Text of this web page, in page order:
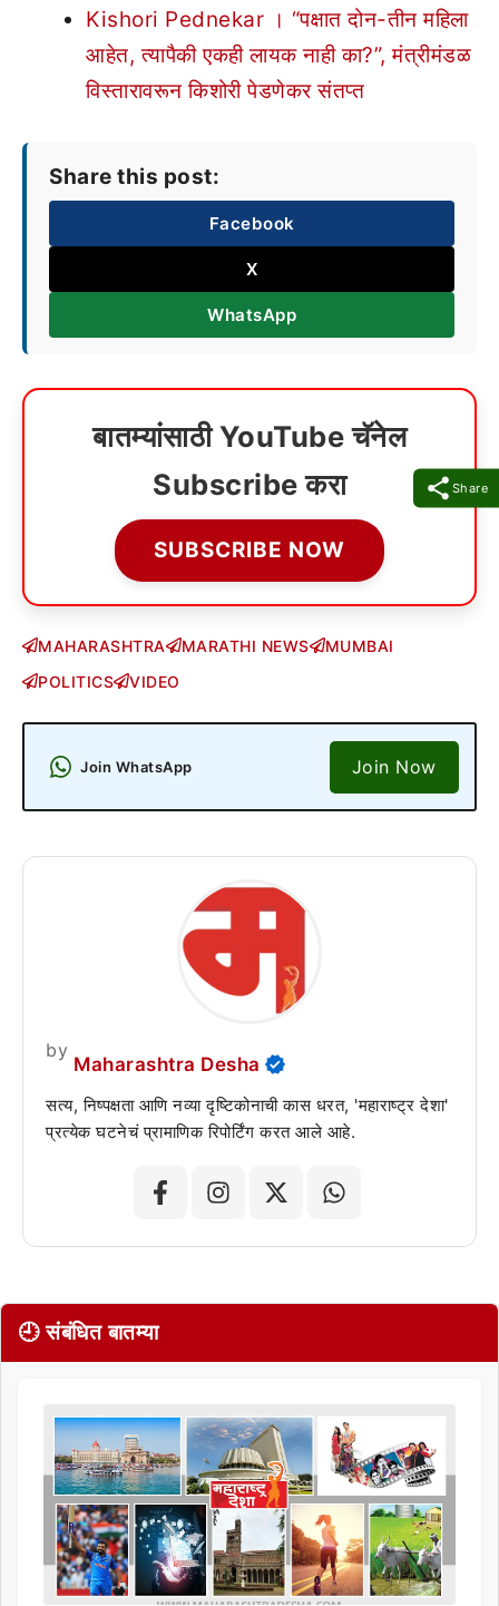
Share
Kishori Pednekar । “पक्षात दोन-तीन महिला
आहेत, त्यापैकी एकही लायक नाही का?”, मंत्रीमंडळ
विस्तारावरून किशोरी पेडणेकर संतप्त
Share this post:
Facebook
X
WhatsApp
बातम्यांसाठी YouTube चॅनेल
Subscribe करा
SUBSCRIBE NOW
MAHARASHTRA MARATHI NEWS
MUMBAI
POLITICS
VIDEO
Join WhatsApp Join Now
by
Maharashtra Desha
सत्य, निष्पक्षता आणि नव्या दृष्टिकोनाची कास धरत, 'महाराष्ट्र देशा'
प्रत्येक घटनेचं प्रामाणिक रिपोर्टिंग करत आले आहे.
🕘 संबंधित बातम्या